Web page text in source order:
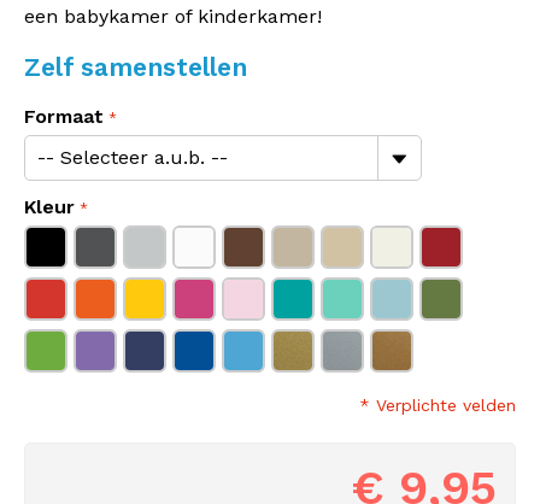
een babykamer of kinderkamer!
Zelf samenstellen
Formaat
Kleur
* Verplichte velden
€ 9,95